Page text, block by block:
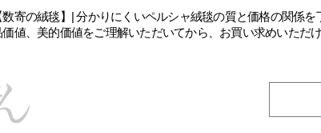
寄の絨毯】| 分かりにくいペルシャ絨毯の質と価格の関係
値、美的価値をご理解いただいてから、お買い求めいただ